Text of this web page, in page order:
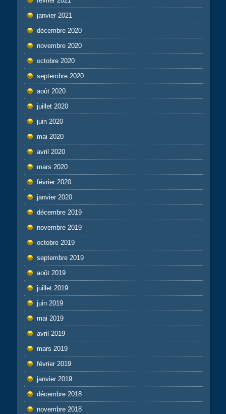
janvier 2021
décembre 2020
novembre 2020
octobre 2020
septembre 2020
août 2020
juillet 2020
juin 2020
mai 2020
avril 2020
mars 2020
février 2020
janvier 2020
décembre 2019
novembre 2019
octobre 2019
septembre 2019
août 2019
juillet 2019
juin 2019
mai 2019
avril 2019
mars 2019
février 2019
janvier 2019
décembre 2018
novembre 2018